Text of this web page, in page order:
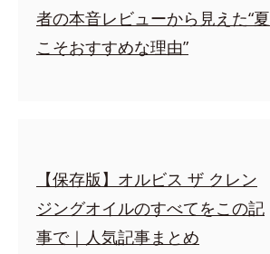
者の本音レビューから見えた“夏
こそおすすめな理由”
【保存版】オルビス ザ クレン
ジングオイルのすべてをこの記
事で｜人気記事まとめ